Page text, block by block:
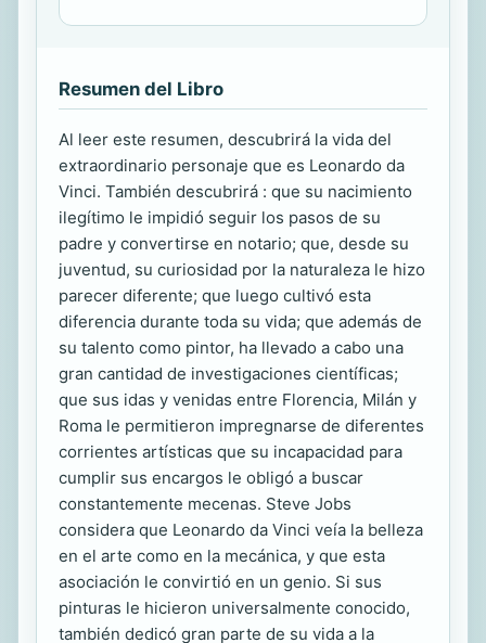
Resumen del Libro
Al leer este resumen, descubrirá la vida del
extraordinario personaje que es Leonardo da
Vinci. También descubrirá : que su nacimiento
ilegítimo le impidió seguir los pasos de su
padre y convertirse en notario; que, desde su
juventud, su curiosidad por la naturaleza le hizo
parecer diferente; que luego cultivó esta
diferencia durante toda su vida; que además de
su talento como pintor, ha llevado a cabo una
gran cantidad de investigaciones científicas;
que sus idas y venidas entre Florencia, Milán y
Roma le permitieron impregnarse de diferentes
corrientes artísticas que su incapacidad para
cumplir sus encargos le obligó a buscar
constantemente mecenas. Steve Jobs
considera que Leonardo da Vinci veía la belleza
en el arte como en la mecánica, y que esta
asociación le convirtió en un genio. Si sus
pinturas le hicieron universalmente conocido,
también dedicó gran parte de su vida a la